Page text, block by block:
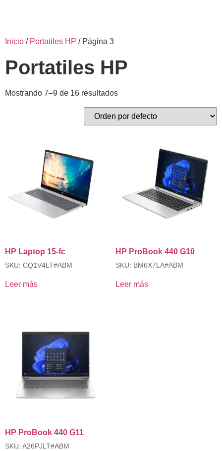
Inicio / Portatiles HP / Página 3
Portatiles HP
Mostrando 7–9 de 16 resultados
HP Laptop 15-fc
SKU: CQ1V4LT#ABM
Leer más
HP ProBook 440 G10
SKU: BM6X7LA#ABM
Leer más
HP ProBook 440 G11
SKU: A26PJLT#ABM